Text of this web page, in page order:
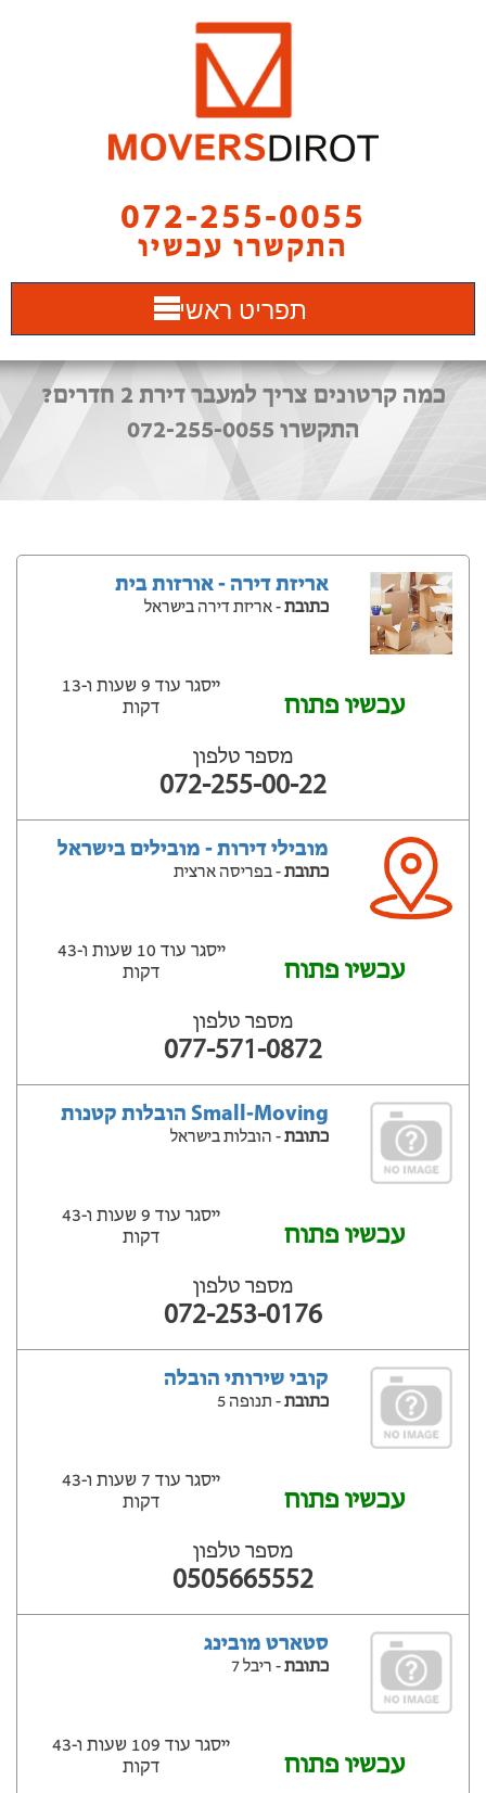
072-255-0055
התקשרו עכשיו
תפריט ראשי
כמה קרטונים צריך למעבר דירת 2 חדרים?
התקשרו 072-255-0055
אריזת דירה - אורזות בית
כתובת- אריזת דירה בישראל
עכשיו פתוח
ייסגר עוד 9 שעות ‫ו-13
דקות
מספר טלפון
072-255-00-22
מובילי דירות - מובילים בישראל
כתובת- בפריסה ארצית
עכשיו פתוח
ייסגר עוד 10 שעות ‫ו-43
דקות
מספר טלפון
077-571-0872
Small-Moving הובלות קטנות
כתובת- הובלות בישראל
עכשיו פתוח
ייסגר עוד 9 שעות ‫ו-43
דקות
מספר טלפון
072-253-0176
קובי שירותי הובלה
כתובת- תנופה 5
עכשיו פתוח
ייסגר עוד 7 שעות ‫ו-43
דקות
מספר טלפון
0505665552
סטארט מובינג
כתובת- ריבל 7
עכשיו פתוח
ייסגר עוד 109 שעות ‫ו-43
דקות